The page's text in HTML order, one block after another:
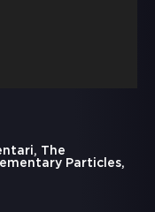
The
Particles,